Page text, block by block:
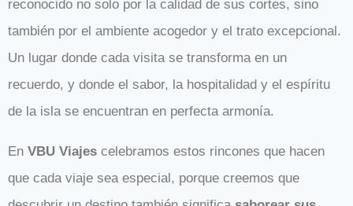
reconocido no solo por la calidad de sus cortes, sino
también por el ambiente acogedor y el trato excepcional.
Un lugar donde cada visita se transforma en un
recuerdo, y donde el sabor, la hospitalidad y el espíritu
de la isla se encuentran en perfecta armonía.
En VBU Viajes celebramos estos rincones que hacen
que cada viaje sea especial, porque creemos que